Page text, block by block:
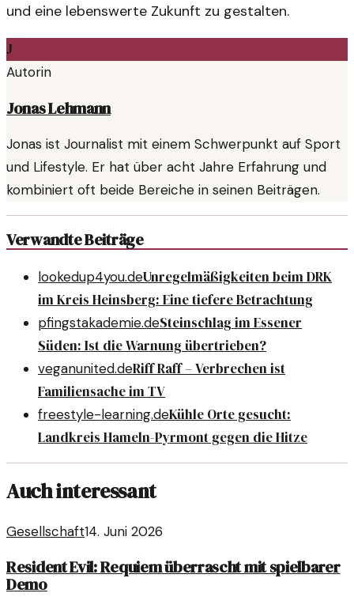
und eine lebenswerte Zukunft zu gestalten.
J
Autorin
Jonas Lehmann
Jonas ist Journalist mit einem Schwerpunkt auf Sport
und Lifestyle. Er hat über acht Jahre Erfahrung und
kombiniert oft beide Bereiche in seinen Beiträgen.
Verwandte Beiträge
lookedup4you.deUnregelmäßigkeiten beim DRK
im Kreis Heinsberg: Eine tiefere Betrachtung
pfingstakademie.deSteinschlag im Essener
Süden: Ist die Warnung übertrieben?
veganunited.deRiff Raff – Verbrechen ist
Familiensache im TV
freestyle-learning.deKühle Orte gesucht:
Landkreis Hameln-Pyrmont gegen die Hitze
Auch interessant
Gesellschaft14. Juni 2026
Resident Evil: Requiem überrascht mit spielbarer
Demo